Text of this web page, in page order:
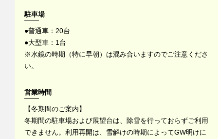
駐車場
●普通車：20台
●大型車：1台
※水鏡の時期（特に早朝）は混み合いますのでご注意くださ
い。
営業時間
【冬期間のご案内】
冬期間の駐車場および展望台は、除雪を行っておらずご利用
できません。利用再開は、雪解けの時期によってGW明けに